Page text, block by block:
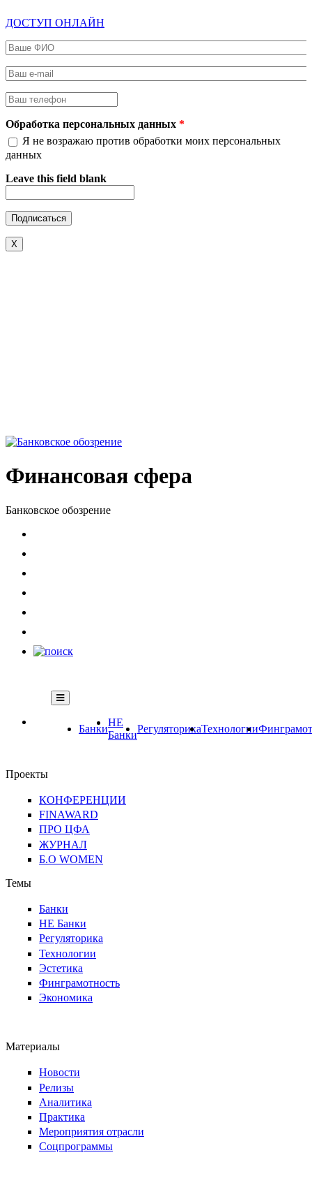
ДОСТУП ОНЛАЙН
Ваше ФИО
Ваш e-mail
Ваш телефон
Обработка персональных данных *
Я не возражаю против обработки моих персональных
данных
Leave this field blank
X
Финансовая сфера
Банковское обозрение
Банки
НЕ
Банки
РегуляторикаТехнологии
Проекты
КОНФЕРЕНЦИИ
FINAWARD
ПРО ЦФА
ЖУРНАЛ
Б.О WOMEN
Темы
Банки
НЕ Банки
Регуляторика
Технологии
Эстетика
Финграмотность
Экономика
Материалы
Новости
Релизы
Аналитика
Практика
Мероприятия отрасли
Соцпрограммы